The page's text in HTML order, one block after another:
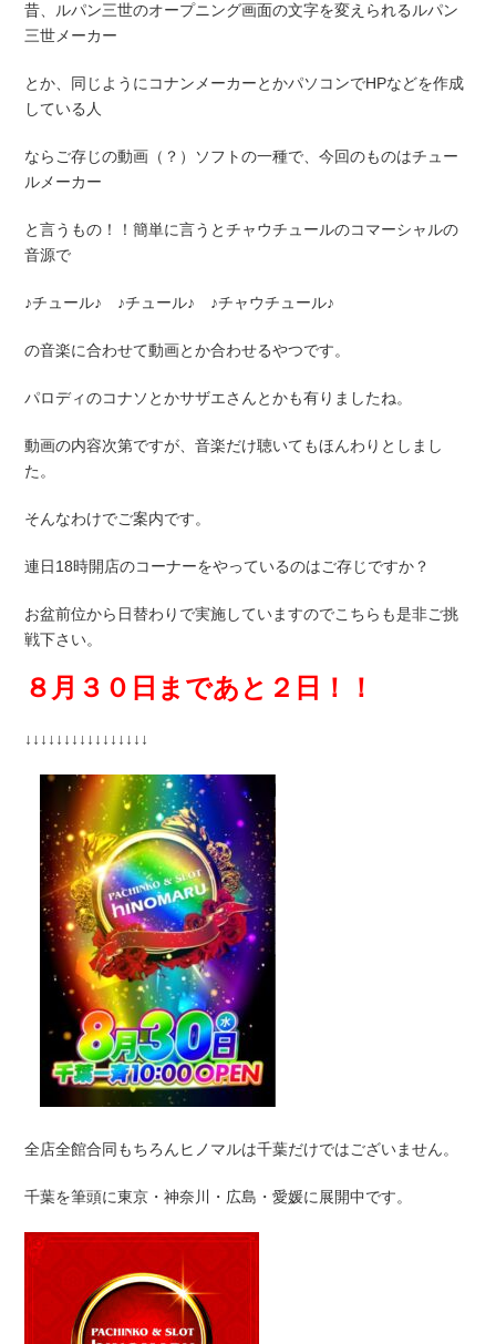
昔、ルパン三世のオープニング画面の文字を変えられるルパン
三世メーカー
とか、同じようにコナンメーカーとかパソコンでHPなどを作成
している人
ならご存じの動画（？）ソフトの一種で、今回のものはチュー
ルメーカー
と言うもの！！簡単に言うとチャウチュールのコマーシャルの
音源で
♪チュール♪ ♪チュール♪ ♪チャウチュール♪
の音楽に合わせて動画とか合わせるやつです。
パロディのコナソとかサザエさんとかも有りましたね。
動画の内容次第ですが、音楽だけ聴いてもほんわりとしまし
た。
そんなわけでご案内です。
連日18時開店のコーナーをやっているのはご存じですか？
お盆前位から日替わりで実施していますのでこちらも是非ご挑
戦下さい。
８月３０日まであと２日！！
↓↓↓↓↓↓↓↓↓↓↓↓↓↓↓↓
全店全館合同もちろんヒノマルは千葉だけではございません。
千葉を筆頭に東京・神奈川・広島・愛媛に展開中です。